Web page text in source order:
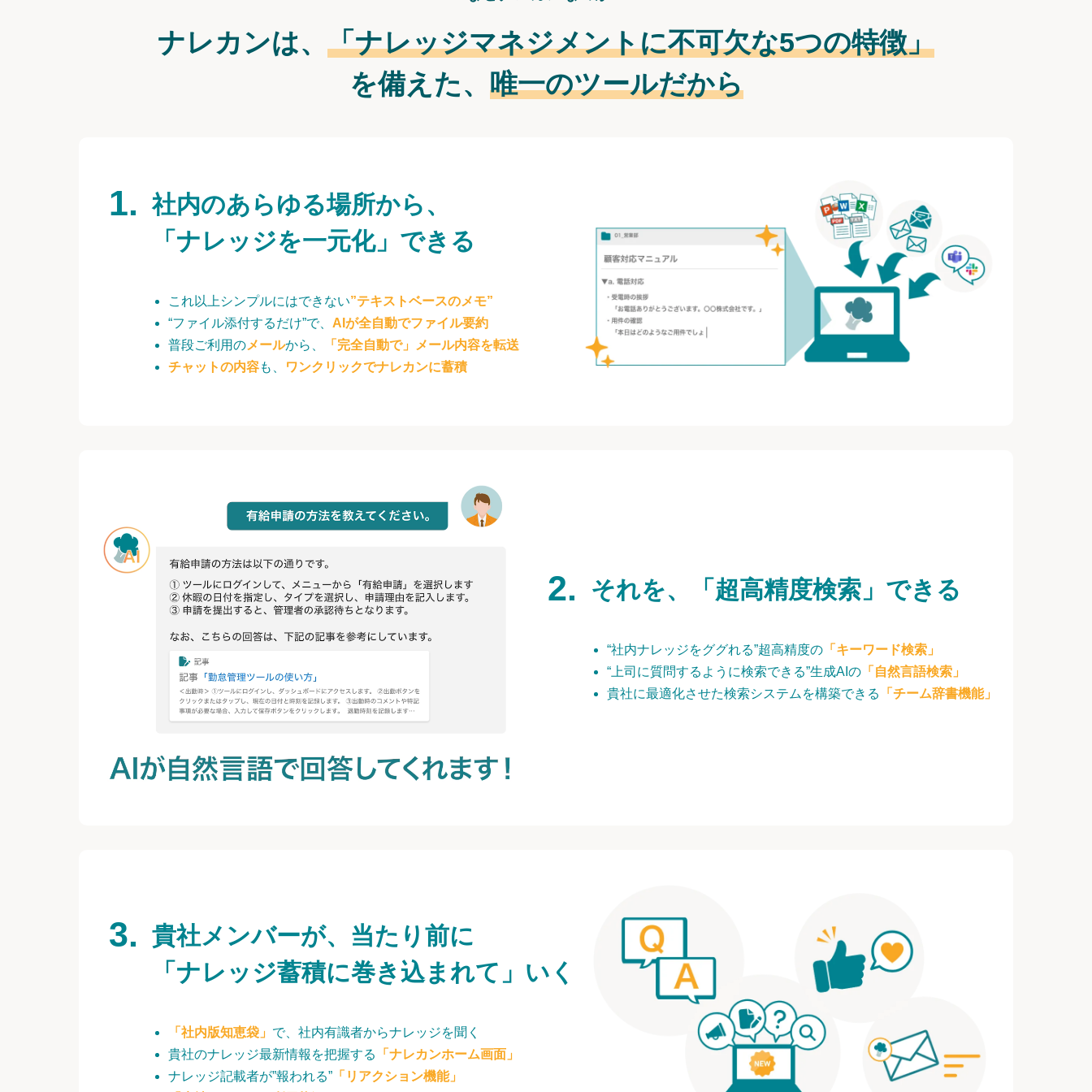
ナレカンは、 「ナレッジマネジメントに不可欠な5つの特徴」
を備えた、 唯一のツールだから
社内のあらゆる場所から、
「ナレッジを一元化」できる
これ以上シンプルにはできない”テキストベースのメモ”
“ファイル添付するだけ”で、 AIが全自動でファイル要約
普段ご利用のメールから、
「完全自動で」メール内容を転送
チャットの内容も、 ワンクリックでナレカンに蓄積
それを、「超高精度検索」できる
“社内ナレッジをググれる”超高精度の 「キーワード検索」
“上司に質問するように検索できる”生成AIの 「自然言語検索」
貴社に最適化させた検索システムを構築できる
「チーム辞書機能」
貴社メンバーが、当たり前に
「ナレッジ蓄積に巻き込まれて」いく
「社内版知恵袋」 で、社内有識者からナレッジを聞く
貴社のナレッジ最新情報を把握する
「ナレカンホーム画面」
ナレッジ記載者が”報われる” 「リアクション機能」